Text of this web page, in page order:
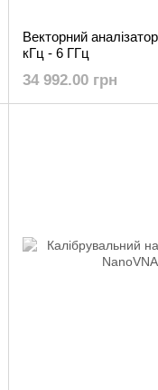
Векторний
кГц - 6 ГГц
34 992.00 грн